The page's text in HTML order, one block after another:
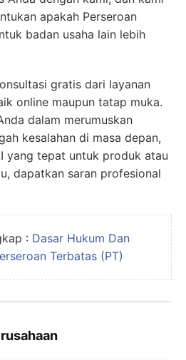
apakah Perseroan
badan usaha lain lebih
gratis dari layanan
online maupun tatap muka.
dalam merumuskan
kesalahan di masa depan,
yang tepat untuk produk atau
dapatkan saran profesional
: Dasar Hukum Dan
Terbatas (PT)